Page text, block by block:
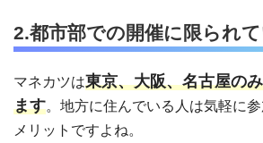
2.都市部での開催に限られ
マネカツは東京、大阪、名古屋の
ます。地方に住んでいる人は気軽に
メリットですよね。